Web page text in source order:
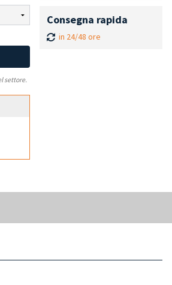
settore.
Consegna rapida
in 24/48 ore